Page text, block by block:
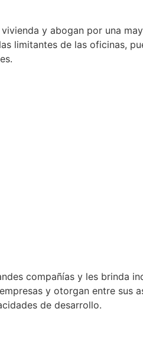
y abogan por una
limitantes de las oficinas,
compañías y les brinda
y otorgan entre sus
de desarrollo.